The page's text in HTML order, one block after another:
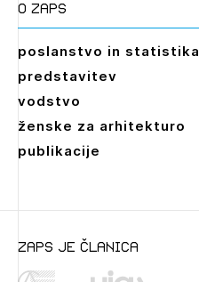
O zaps
poslanstvo in statistika
predstavitev
vodstvo
ženske za arhitekturo
publikacije
zaps je članica